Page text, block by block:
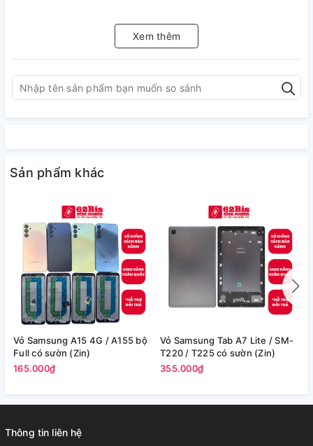
Xem thêm
Sản phẩm khác
Vỏ Samsung A15 4G / A155 bộ
Full có sườn (Zin)
165.000₫
Vỏ Samsung Tab A7 Lite / SM-
T220 / T225 có sườn (Zin)
355.000₫
Thông tin liên hệ